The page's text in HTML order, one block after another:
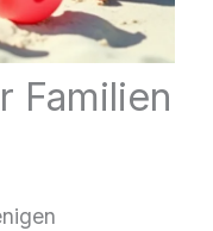
Familien